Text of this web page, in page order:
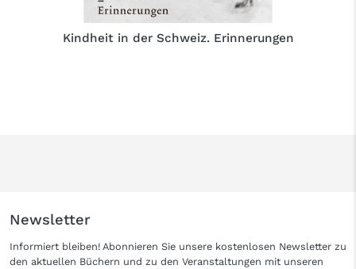
Kindheit in der Schweiz. Erinnerungen
Newsletter
Informiert bleiben! Abonnieren Sie unsere kostenlosen Newsletter zu
den aktuellen Büchern und zu den Veranstaltungen mit unseren